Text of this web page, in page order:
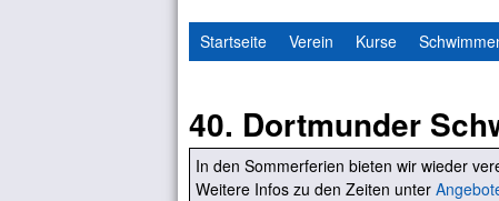
Startseite Verein Kurse
40. Dortmunder
In den Sommerferien bieten wir wieder
Weitere Infos zu den Zeiten unter